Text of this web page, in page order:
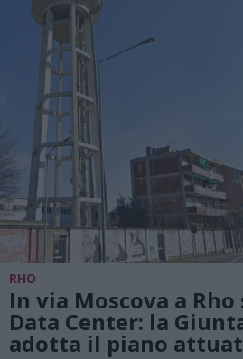
RHO
In via Moscova a
Data Center: la
adotta il piano